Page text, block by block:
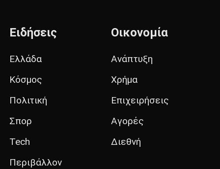
Ειδήσεις
Ελλάδα
Κόσμος
Πολιτική
Σπορ
Tech
Περιβάλλον
Οικονομία
Ανάπτυξη
Χρήμα
Επιχειρήσεις
Αγορές
Διεθνή